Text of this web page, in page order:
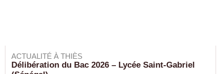
ACTUALITÉ À THIÈS
Délibération du Bac 2026 – Lycée Saint-Gabriel